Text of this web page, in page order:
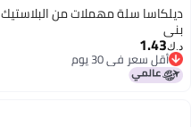
ديلكاسا سلة مهملات من البلاستيك
بني
د.ك‏1.43
أقل سعر في 30 يوم
أقل سعر في 30 يوم